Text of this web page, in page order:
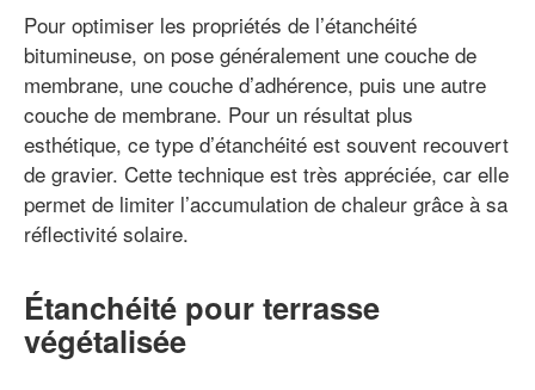
Pour optimiser les propriétés de l’étanchéité
bitumineuse, on pose généralement une couche de
membrane, une couche d’adhérence, puis une autre
couche de membrane. Pour un résultat plus
esthétique, ce type d’étanchéité est souvent recouvert
de gravier. Cette technique est très appréciée, car elle
permet de limiter l’accumulation de chaleur grâce à sa
réflectivité solaire.
Étanchéité pour terrasse
végétalisée